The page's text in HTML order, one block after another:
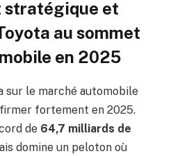
stratégique et
au sommet
en 2025
sur le marché automobile
fortement en 2025.
de 64,7 milliards de
domine un peloton où